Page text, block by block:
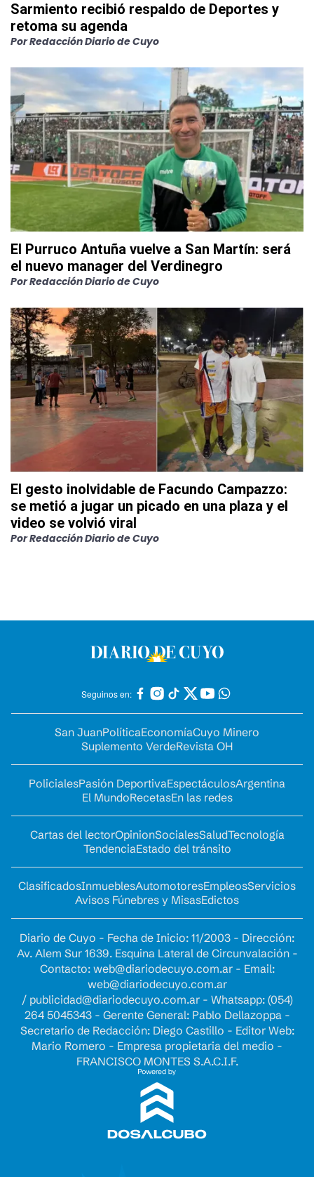
Sarmiento recibió respaldo de Deportes y
retoma su agenda
PorRedacción Diario de Cuyo
El Purruco Antuña vuelve a San Martín: será
el nuevo manager del Verdinegro
PorRedacción Diario de Cuyo
El gesto inolvidable de Facundo Campazzo:
se metió a jugar un picado en una plaza y el
video se volvió viral
PorRedacción Diario de Cuyo
Seguinos en:
San JuanPolíticaEconomíaCuyo Minero
Suplemento VerdeRevista OH
PolicialesPasión DeportivaEspectáculosArgentina
El MundoRecetasEn las redes
Cartas del lectorOpinionSocialesSaludTecnología
TendenciaEstado del tránsito
ClasificadosInmueblesAutomotoresEmpleosServicios
Avisos Fúnebres y MisasEdictos
Diario de Cuyo - Fecha de Inicio: 11/2003 - Dirección:
Av. Alem Sur 1639. Esquina Lateral de Circunvalación -
Contacto: web@diariodecuyo.com.ar- Email:
web@diariodecuyo.com.ar
/ publicidad@diariodecuyo.com.ar- Whatsapp: (054)
264 5045343 - Gerente General: Pablo Dellazoppa -
Secretario de Redacción: Diego Castillo - Editor Web:
Mario Romero - Empresa propietaria del medio -
FRANCISCO MONTES S.A.C.I.F.